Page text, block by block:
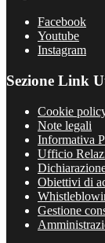
Facebook
Youtube
Instagram
Sezione Link
Cookie
Note legali
Informativa
Ufficio
Obiettivi di
Gestione